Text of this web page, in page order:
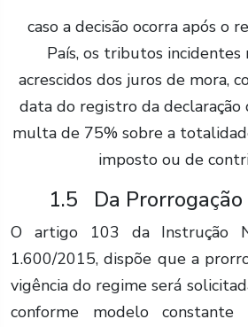
caso a decisão ocorra após o
País, os tributos incidentes
acrescidos dos juros de mora,
data do registro da declaração
multa de 75% sobre a
imposto ou de
1.5 Da Prorrogação
O artigo 103 da Instrução
1.600/2015, dispõe que a
vigência do regime será
conforme modelo